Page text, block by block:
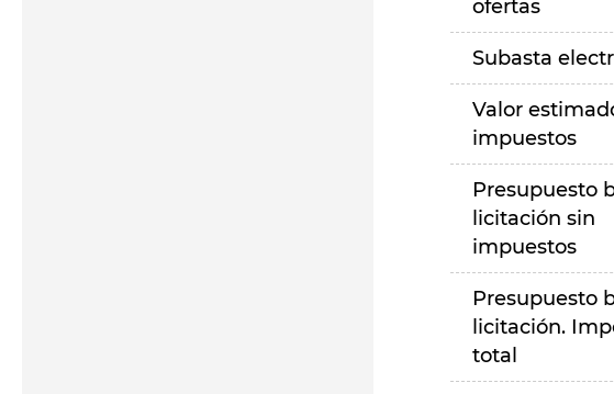
ofertas
Subasta
Valor
impuestos
Presupuesto
licitación sin
impuestos
Presupuesto
licitación.
total